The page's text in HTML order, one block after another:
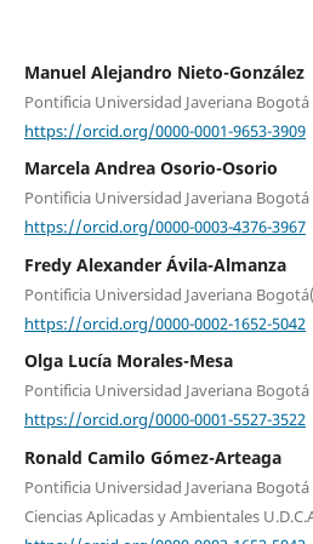
Manuel Alejandro Nieto-González
Pontificia Universidad Javeriana
https://orcid.org/0000-0001-9653-3909
Marcela Andrea Osorio-Osorio
Pontificia Universidad Javeriana
https://orcid.org/0000-0003-4376-3967
Fredy Alexander Ávila-Almanza
Pontificia Universidad Javeriana
https://orcid.org/0000-0002-1652-5042
Olga Lucía Morales-Mesa
Pontificia Universidad Javeriana
https://orcid.org/0000-0001-5527-3522
Ronald Camilo Gómez-Arteaga
Pontificia Universidad Javeriana
Ciencias Aplicadas y Ambientales